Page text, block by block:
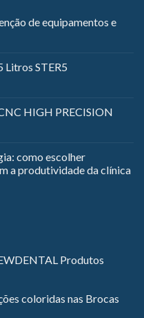
de equipamentos e
Litros STER5
HIGH PRECISION
como escolher
a produtividade da clínica
Produtos
coloridas nas Brocas